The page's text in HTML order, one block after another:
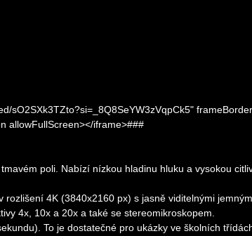
sO2SXk3TZto?si=_8Q8SeYW3zVqpCk5"
allowFullScreen></iframe>###
poli. Nabízí nízkou hladinu hluku a vysokou
4K (3840x2160 px) s jasně viditelnými
4x, 10x a 20x a také se stereomikroskopem.
To je dostatečné pro ukázky ve školních